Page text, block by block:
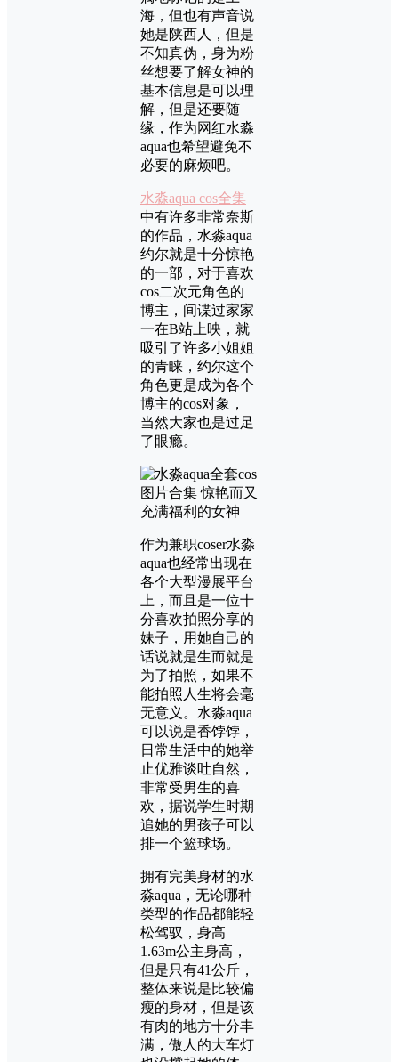
海，但也有声音说
她是陕西人，但是
不知真伪，身为粉
丝想要了解女神的
基本信息是可以理
解，但是还要随
缘，作为网红水淼
aqua也希望避免不
必要的麻烦吧。
水淼aqua cos全集
中有许多非常奈斯
的作品，水淼aqua
约尔就是十分惊艳
的一部，对于喜欢
cos二次元角色的
博主，间谍过家家
一在B站上映，就
吸引了许多小姐姐
的青睐，约尔这个
角色更是成为各个
博主的cos对象，
当然大家也是过足
了眼瘾。
作为兼职coser水淼
aqua也经常出现在
各个大型漫展平台
上，而且是一位十
分喜欢拍照分享的
妹子，用她自己的
话说就是生而就是
为了拍照，如果不
能拍照人生将会毫
无意义。水淼aqua
可以说是香饽饽，
日常生活中的她举
止优雅谈吐自然，
非常受男生的喜
欢，据说学生时期
追她的男孩子可以
排一个篮球场。
拥有完美身材的水
淼aqua，无论哪种
类型的作品都能轻
松驾驭，身高
1.63m公主身高，
但是只有41公斤，
整体来说是比较偏
瘦的身材，但是该
有肉的地方十分丰
满，傲人的大车灯